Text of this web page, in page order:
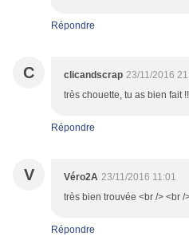
Répondre
C clicandscrap 23/11/2016
très chouette, tu as bien fait
Répondre
V Véro2A 23/11/2016 11:01
très bien trouvée <br /> <br /
Répondre